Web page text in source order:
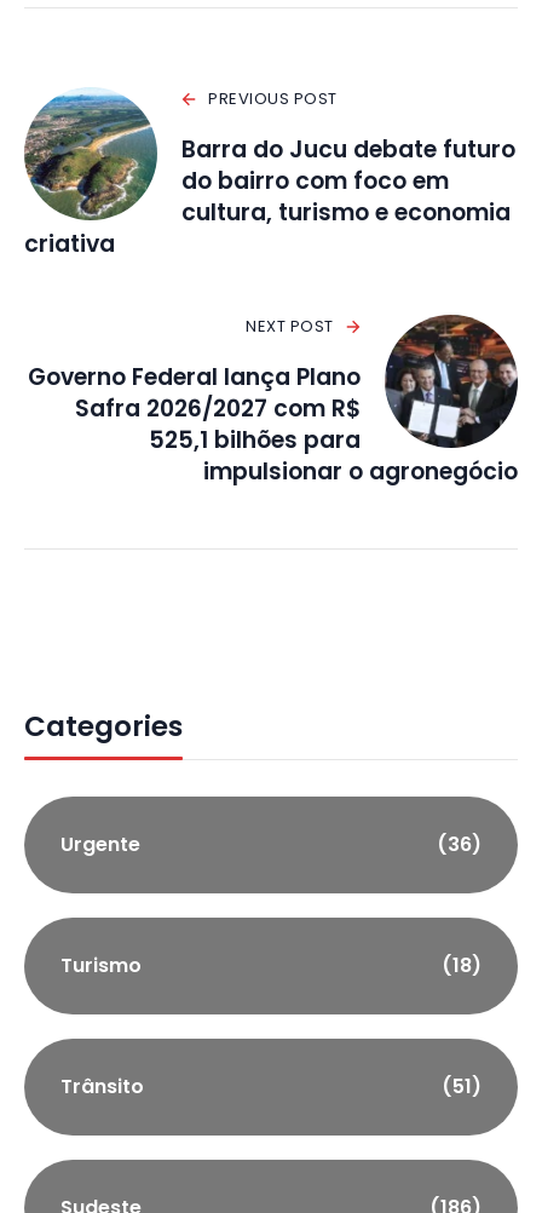
PREVIOUS POST
Barra do Jucu debate futuro
do bairro com foco em
cultura, turismo e economia
criativa
NEXT POST
Governo Federal lança Plano
Safra 2026/2027 com R$
525,1 bilhões para
impulsionar o agronegócio
Categories
Urgente (36)
Turismo (18)
Trânsito (51)